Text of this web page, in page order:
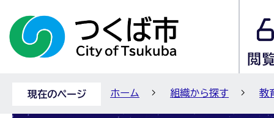
現在のページ ホーム 組織から探す 教